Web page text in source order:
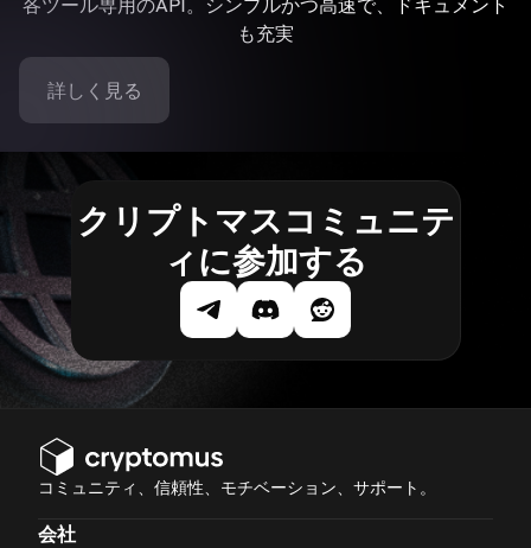
各ツール専用のAPI。シンプルかつ高速で、ドキュメント
も充実
詳しく見る
クリプトマスコミュニテ
ィに参加する
コミュニティ、信頼性、モチベーション、サポート。
会社